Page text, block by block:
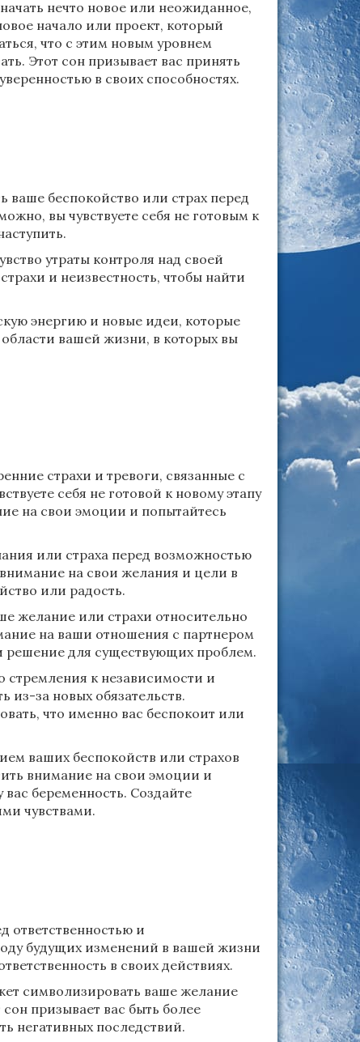
нечто новое или неожиданное,
начало или проект, который
что с этим новым уровнем
Этот сон призывает вас принять
в своих способностях.
беспокойство или страх перед
вы чувствуете себя не готовым к
утраты контроля над своей
и неизвестность, чтобы найти
энергию и новые идеи, которые
вашей жизни, в которых вы
страхи и тревоги, связанные с
себя не готовой к новому этапу
на свои эмоции и попытайтесь
или страха перед возможностью
на свои желания и цели в
или радость.
желание или страхи относительно
на ваши отношения с партнером
решение для существующих проблем.
к независимости и
из-за новых обязательств.
что именно вас беспокоит или
ваших беспокойств или страхов
внимание на свои эмоции и
беременность. Создайте
чувствами.
ответственностью и
будущих изменений в вашей жизни
в своих действиях.
символизировать ваше желание
призывает вас быть более
негативных последствий.